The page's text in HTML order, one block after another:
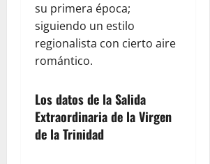
su primera época;
siguiendo un estilo
regionalista con cierto aire
romántico.
Los datos de la Salida
Extraordinaria de la Virgen
de la Trinidad